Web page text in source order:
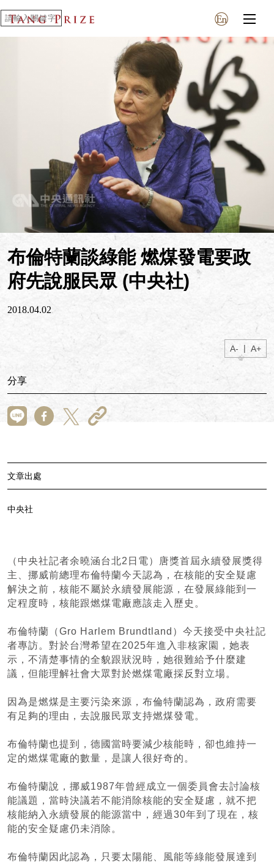
布倫特蘭談綠能 燃煤發電要政
府先說服民眾 (中央社)
2018.04.02
A- | A+
分享
文章出處
中央社
（中央社記者余曉涵台北2日電）唐獎首屆永續發展獎得
主、挪威前總理布倫特蘭今天認為，在核能的安全疑慮
解決之前，核能不屬於永續發展能源，在發展綠能到一
定程度時，核能跟燃煤電廠應該走入歷史。
布倫特蘭（Gro Harlem Brundtland）今天接受中央社記
者專訪。對於台灣希望在2025年進入非核家園，她表
示，不清楚事情的全貌跟狀況時，她很難給予什麼建
議，但能理解社會大眾對於燃煤電廠採反對立場。
因為是燃煤是主要污染來源，布倫特蘭認為，政府需要
有足夠的理由，去說服民眾支持燃煤發電。
布倫特蘭也提到，德國當時要減少核能時，卻也維持一
定的燃煤電廠的數量，是讓人很好奇的。
布倫特蘭說，挪威1987年曾經成立一個委員會去討論核
能議題，當時決議若不能消除核能的安全疑慮，就不把
核能納入永續發展的能源當中，經過30年到了現在，核
能的安全疑慮仍未消除。
布倫特蘭因此認為，只要太陽能、風能等綠能發展達到